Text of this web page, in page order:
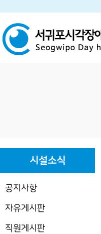
시설소식
공지사항
자유게시판
직원게시판